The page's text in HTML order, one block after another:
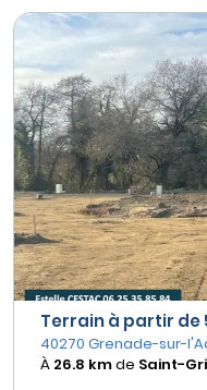
Terrain à partir de
40270 Grenade-sur-
À 26.8 kmde Saint-